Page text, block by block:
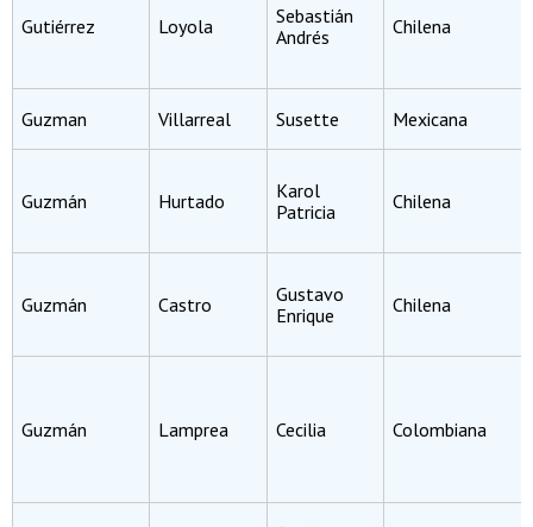
Gutiérrez Loyola
Sebastián
Andrés
Chilena
Guzman Villarreal Susette Mexicana
Guzmán Hurtado
Karol
Patricia
Chilena
Guzmán Castro
Gustavo
Enrique
Chilena
Guzmán Lamprea Cecilia Colombiana